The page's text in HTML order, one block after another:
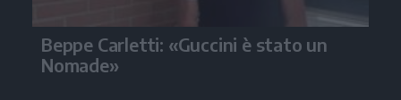
Beppe Carletti: «Guccini è stato un
Nomade»